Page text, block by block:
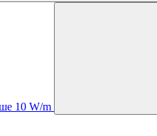
10 W/m